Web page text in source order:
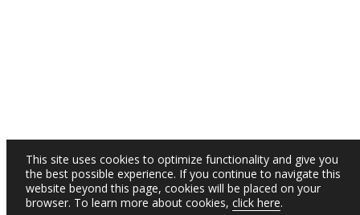
This site uses cookies to optimize functionality and give you
the best possible experience. If you continue to navigate this
website beyond this page, cookies will be placed on your
browser. To learn more about cookies, click here.